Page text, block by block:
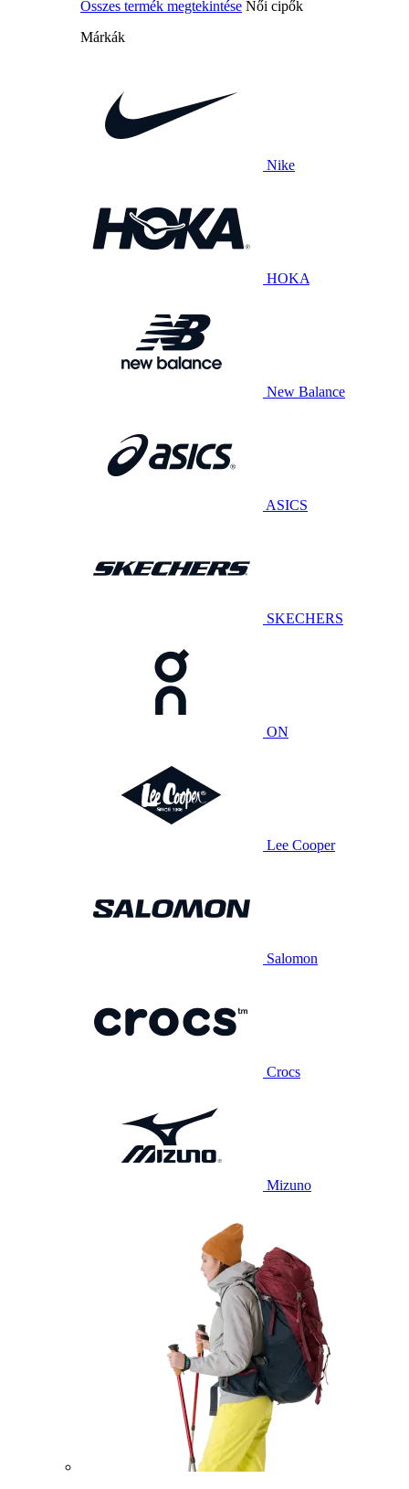
Összes termék megtekintése Női cipők
Márkák
Nike
HOKA
New Balance
ASICS
SKECHERS
ON
Lee Cooper
Salomon
Crocs
Mizuno